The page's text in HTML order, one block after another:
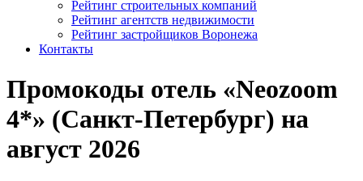
Рейтинг строительных компаний
Рейтинг агентств недвижимости
Рейтинг застройщиков Воронежа
Контакты
Промокоды отель «Neozoom
4*» (Санкт-Петербург) на
август 2026